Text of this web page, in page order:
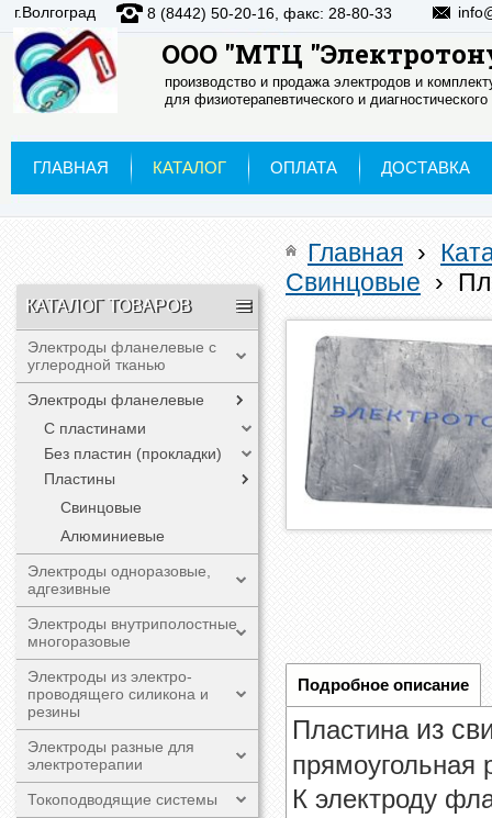
ООО "МТЦ
производство и продажа электродов и
для физиотерапевтического и
г.Волгоград 8 (8442) 50-20-16, факс: 28-80-33
ГЛАВНАЯ КАТАЛОГ ОПЛАТА ДОСТАВКА
КАТАЛОГ ТОВАРОВ
Электроды фланелевые с
углеродной тканью
Электроды фланелевые
С пластинами
Без пластин (прокладки)
Пластины
Свинцовые
Алюминиевые
Электроды одноразовые,
адгезивные
Электроды внутриполостные
многоразовые
Электроды из электро-
проводящего силикона и
резины
Электроды разные для
электротерапии
Токоподводящие системы
Главная ›
Свинцовые ›
Подробное описание
Пластина из
К электроду